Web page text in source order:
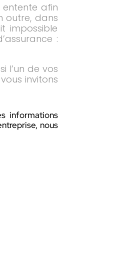
afin
outre, dans
impossible
:
l’un de vos
invitons
informations
nous